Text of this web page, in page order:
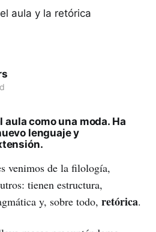
aula y la retórica
aula como una moda. Ha
lenguaje y
venimos de la filología,
tienen estructura,
y, sobre todo, retórica.